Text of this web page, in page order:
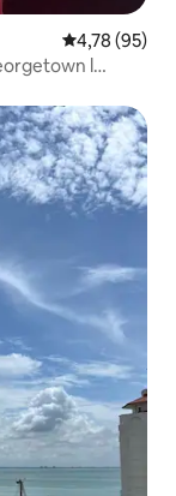
Note
4,78 (95)
l